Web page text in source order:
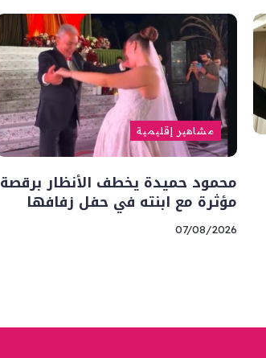
مشاهير إقليمية
محمود حميدة يخطف الأنظار برقصة
مؤثرة مع ابنته في حفل زفافها
07/08/2026